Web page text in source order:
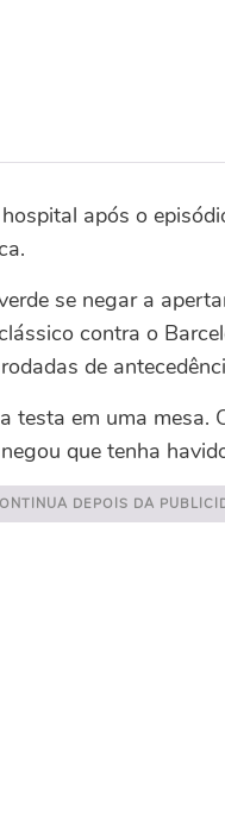
após o
se negar a
contra o
de
testa em uma
que tenha